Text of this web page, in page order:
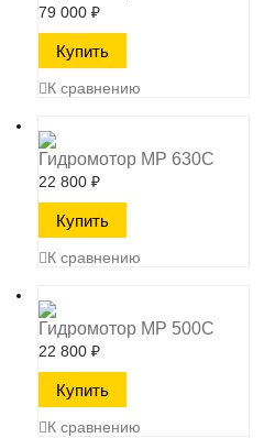
79 000 ₽
К сравнению
Гидромотор MP 630C
22 800 ₽
К сравнению
Гидромотор MP 500C
22 800 ₽
К сравнению